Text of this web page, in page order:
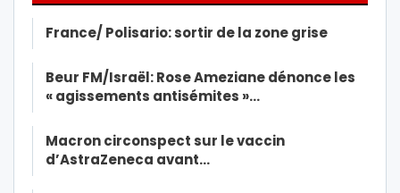
France/ Polisario: sortir de la zone grise
Beur FM/Israël: Rose Ameziane dénonce les
« agissements antisémites »…
Macron circonspect sur le vaccin
d’AstraZeneca avant…